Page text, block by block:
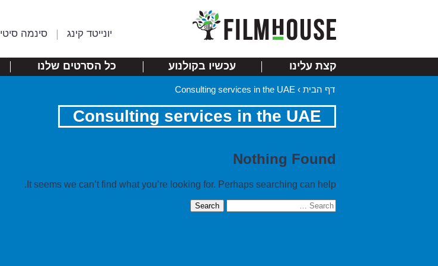
יונייטד קינג סינמה סיטי
קצת עלינו עכשיו בקולנוע כל הסרטים שלנו
דף הבית ›
Consulting services in the UAE
Consulting services in the UAE
Nothing Found
It seems we can’t find what you’re looking for. Perhaps searching can help.
Search
for: